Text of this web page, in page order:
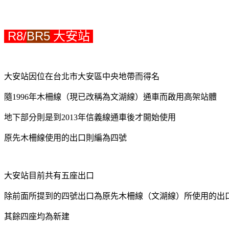
R8/BR5 大安站
大安站因位在台北市大安區中央地帶而得名
隨1996年木柵線（現已改稱為文湖線）通車而啟用高架站體
地下部分則是到2013年信義線通車後才開始使用
原先木柵線使用的出口則編為四號
大安站目前共有五座出口
除前面所提到的四號出口為原先木柵線（文湖線）所使用的出
其餘四座均為新建